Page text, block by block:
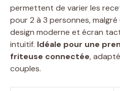
permettent de varier les
pour 2 à 3 personnes,
design moderne et écran
intuitif. Idéale pour une
friteuse connectée,
couples.